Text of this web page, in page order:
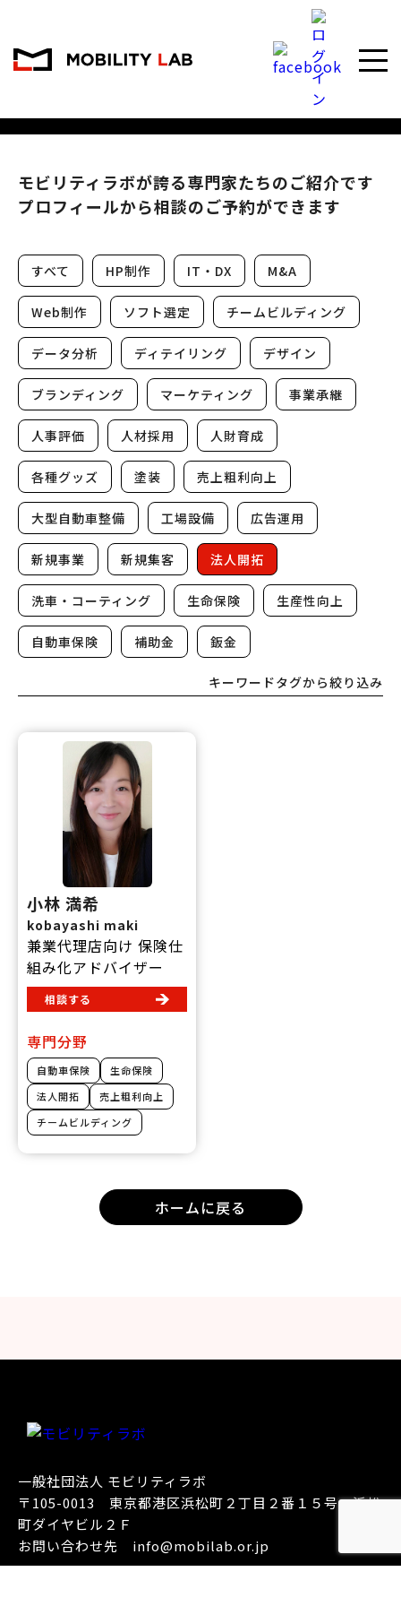
専門家紹介
モビリティラボが誇る専門家たちのご紹介です
プロフィールから相談のご予約ができます
すべて HP制作 IT・DX M&A
Web制作 ソフト選定 チームビルディング
データ分析 ディテイリング デザイン
ブランディング マーケティング 事業承継
人事評価 人材採用 人財育成
各種グッズ 塗装 売上粗利向上
大型自動車整備 工場設備 広告運用
新規事業 新規集客 法人開拓
洗車・コーティング 生命保険 生産性向上
自動車保険 補助金 鈑金
キーワードタグから絞り込み
小林 満希
kobayashi maki
兼業代理店向け 保険仕
組み化アドバイザー
相談する
専門分野
自動車保険
生命保険
法人開拓
売上粗利向上
チームビルディング
ホームに戻る
一般社団法人 モビリティラボ
〒105-0013 東京都港区浜松町２丁目２番１５号 浜松
町ダイヤビル２Ｆ
お問い合わせ先 info@mobilab.or.jp